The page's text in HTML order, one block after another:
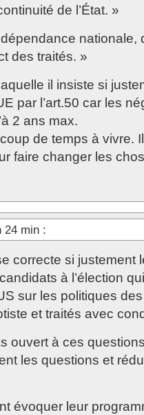
de l’État. »
nationale,
des traités. »
il insiste si
par l’art.50 car les
2 ans max.
de temps à vivre.
faire changer les
24 min :
correcte si justement
à l’élection
sur les politiques
et traités avec
ouvert à ces
les questions et
évoquer leur